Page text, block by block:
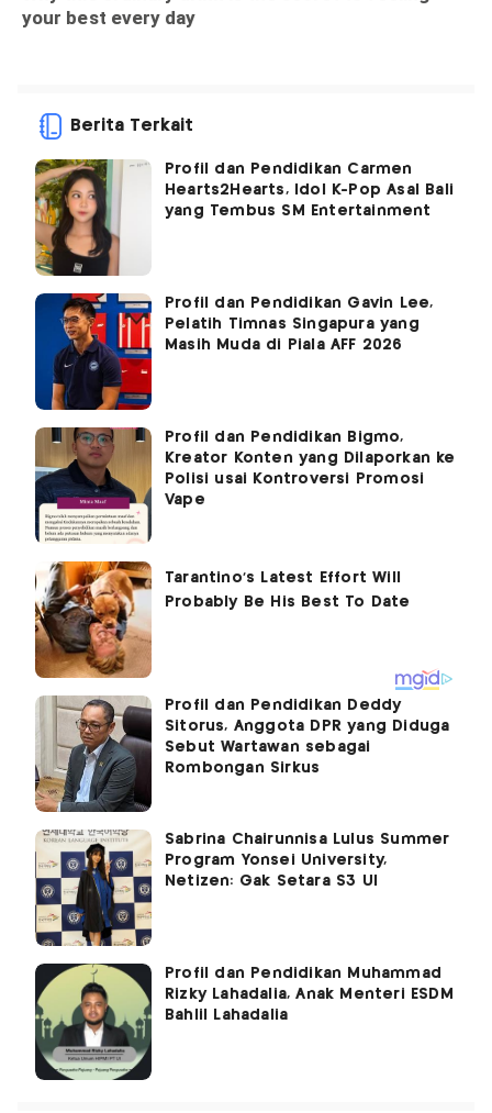
Berita Terkait
Profil dan Pendidikan Carmen
Hearts2Hearts, Idol K-Pop Asal Bali
yang Tembus SM Entertainment
Profil dan Pendidikan Gavin Lee,
Pelatih Timnas Singapura yang
Masih Muda di Piala AFF 2026
Profil dan Pendidikan Bigmo,
Kreator Konten yang Dilaporkan ke
Polisi usai Kontroversi Promosi
Vape
Profil dan Pendidikan Deddy
Sitorus, Anggota DPR yang Diduga
Sebut Wartawan sebagai
Rombongan Sirkus
Sabrina Chairunnisa Lulus Summer
Program Yonsei University,
Netizen: Gak Setara S3 UI
Profil dan Pendidikan Muhammad
Rizky Lahadalia, Anak Menteri ESDM
Bahlil Lahadalia